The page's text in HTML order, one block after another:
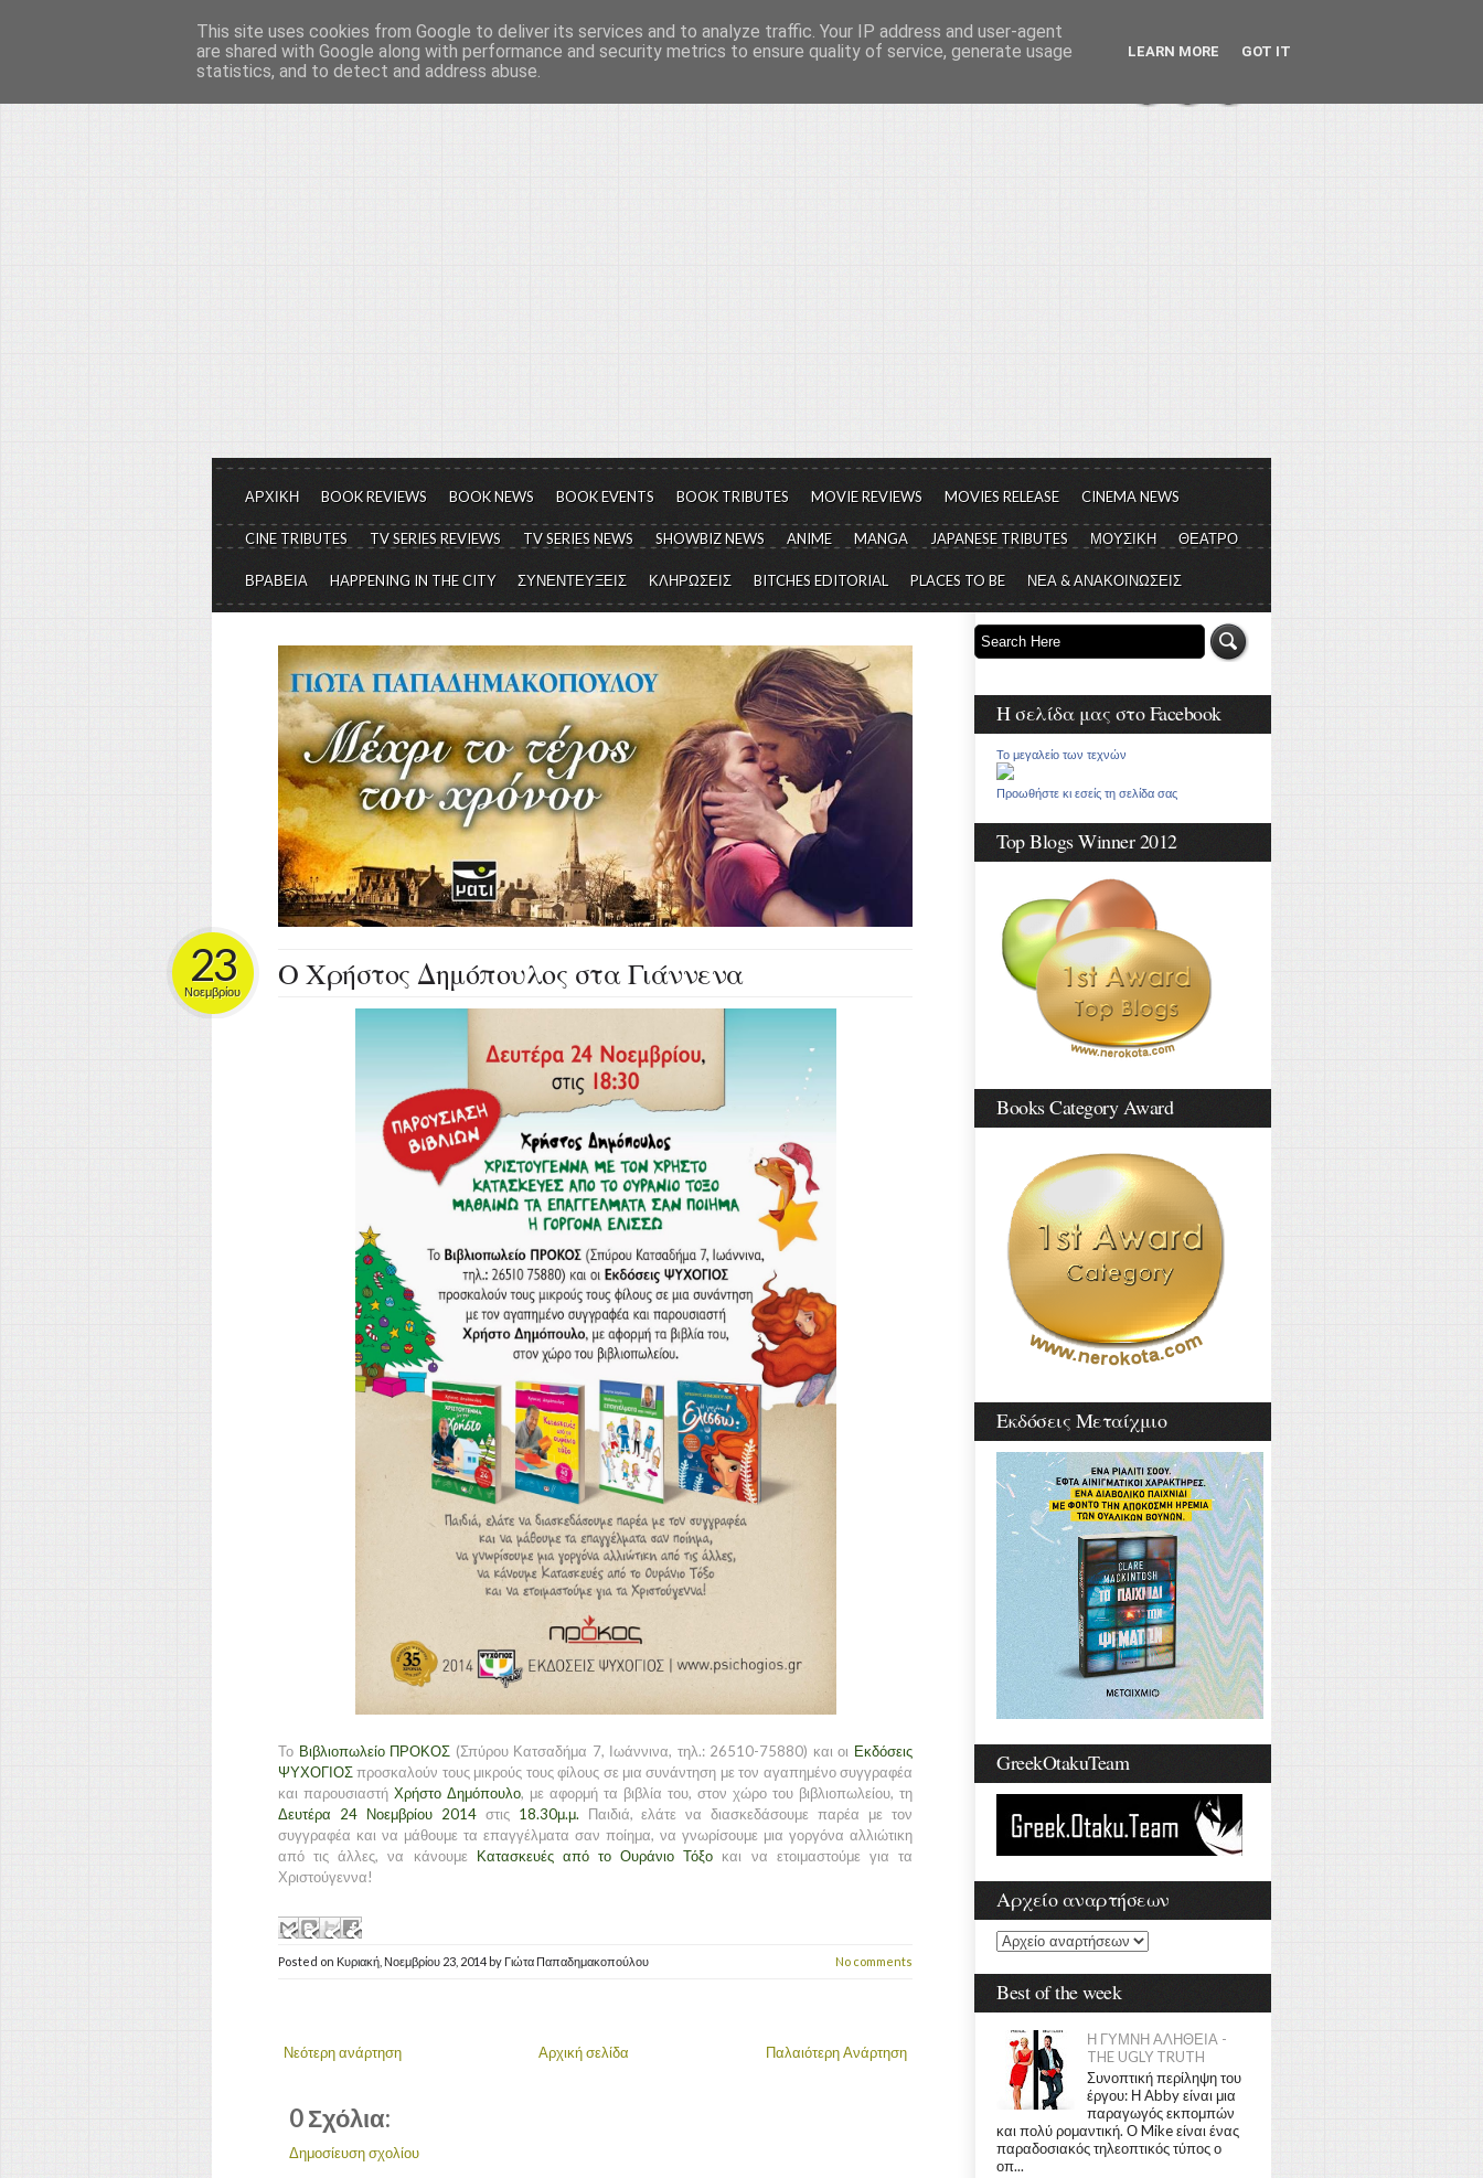
Το μεγαλείο των Τεχνών...
Είμαστε πάντα εδώ για να μιλάμε για τον πολιτισμό, σε κάθε του μορφή και έκταση...
ΑΡΧΙΚΗ BOOK REVIEWS BOOK NEWS BOOK EVENTS BOOK TRIBUTES MOVIE REVIEWS MOVIES RELEASE CINEMA NEWS
CINE TRIBUTES TV SERIES REVIEWS TV SERIES NEWS SHOWBIZ NEWS ANIME MANGA JAPANESE TRIBUTES ΜΟΥΣΙΚΗ ΘΕΑΤΡΟ
ΒΡΑΒΕΙΑ HAPPENING IN THE CITY ΣΥΝΕΝΤΕΥΞΕΙΣ ΚΛΗΡΩΣΕΙΣ BITCHES EDITORIAL PLACES TO BE ΝΕΑ & ΑΝΑΚΟΙΝΩΣΕΙΣ
Ο Χρήστος Δημόπουλος στα Γιάννενα
23
Νοεμβρίου
Το Βιβλιοπωλείο ΠΡΟΚΟΣ (Σπύρου Κατσαδήμα 7, Ιωάννινα, τηλ.: 26510-75880) και οι Εκδόσεις
ΨΥΧΟΓΙΟΣπροσκαλούν τους μικρούς τους φίλους σε μια συνάντηση με τον αγαπημένο συγγραφέα
και παρουσιαστή Χρήστο Δημόπουλο, με αφορμή τα βιβλία του, στον χώρο του βιβλιοπωλείου, τη
Δευτέρα 24 Νοεμβρίου 2014στις 18.30μ.μ. Παιδιά, ελάτε να διασκεδάσουμε παρέα με τον
συγγραφέα και να μάθουμε τα επαγγέλματα σαν ποίημα, να γνωρίσουμε μια γοργόνα αλλιώτικη
από τις άλλες, να κάνουμεΚατασκευές από το Ουράνιο Τόξο και να ετοιμαστούμε για τα
Χριστούγεννα!
Posted on Κυριακή, Νοεμβρίου 23, 2014 by Γιώτα Παπαδημακοπούλου No comments
Νεότερη ανάρτηση Παλαιότερη Ανάρτηση
Αρχική σελίδα
0 Σχόλια:
Δημοσίευση σχολίου
Η σελίδα μας στο Facebook
Το μεγαλείο των τεχνών
Προωθήστε κι εσείς τη σελίδα σας
Top Blogs Winner 2012
Books Category Award
Εκδόσεις Μεταίχμιο
GreekOtakuTeam
Αρχείο αναρτήσεων
Best of the week
Η ΓΥΜΝΗ ΑΛΗΘΕΙΑ -
THE UGLY TRUTH
Συνοπτική περίληψη του
έργου: Η Abby είναι μια
παραγωγός εκπομπών
και πολύ ρομαντική. Ο Mike είναι ένας
παραδοσιακός τηλεοπτικός τύπος ο
οπ...
This site uses cookies from Google to deliver its services and to analyze traffic. Your IP address and user-agent
are shared with Google along with performance and security metrics to ensure quality of service, generate usage
statistics, and to detect and address abuse.
LEARN MORE GOT IT